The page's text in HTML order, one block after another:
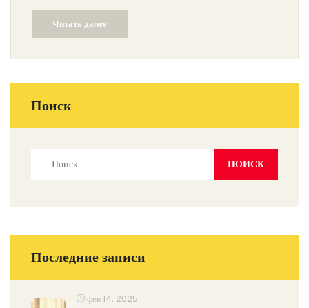
Читать далее
Поиск
Последние записи
фев 14, 2025